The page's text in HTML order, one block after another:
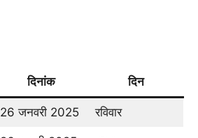
दिनांक दिन
26 जनवरी 2025 रविवार